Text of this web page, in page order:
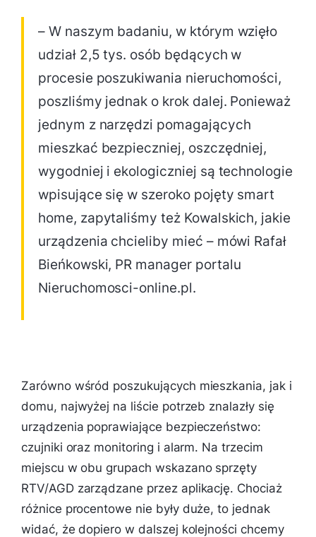
– W naszym badaniu, w którym wzięło
udział 2,5 tys. osób będących w
procesie poszukiwania nieruchomości,
poszliśmy jednak o krok dalej. Ponieważ
jednym z narzędzi pomagających
mieszkać bezpieczniej, oszczędniej,
wygodniej i ekologiczniej są technologie
wpisujące się w szeroko pojęty smart
home, zapytaliśmy też Kowalskich, jakie
urządzenia chcieliby mieć – mówi Rafał
Bieńkowski, PR manager portalu
Nieruchomosci-online.pl.
Zarówno wśród poszukujących mieszkania, jak i
domu, najwyżej na liście potrzeb znalazły się
urządzenia poprawiające bezpieczeństwo:
czujniki oraz monitoring i alarm. Na trzecim
miejscu w obu grupach wskazano sprzęty
RTV/AGD zarządzane przez aplikację. Chociaż
różnice procentowe nie były duże, to jednak
widać, że dopiero w dalszej kolejności chcemy